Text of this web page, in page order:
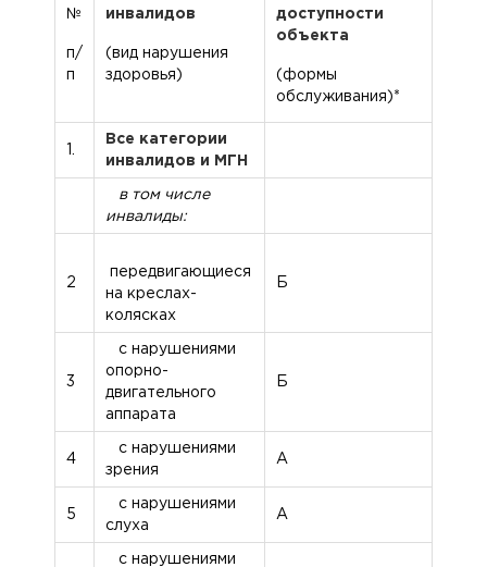
№
п/
п
инвалидов
(вид нарушения
здоровья)
доступности
объекта
(формы
обслуживания)*
Все категории
инвалидов и МГН
в том числе
инвалиды:
2
передвигающиеся
на креслах-
колясках
Б
3
с нарушениями
опорно-
двигательного
аппарата
Б
4
с нарушениями
зрения
А
5
с нарушениями
слуха
А
с нарушениями